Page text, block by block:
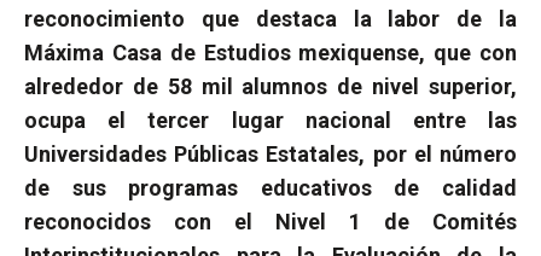
reconocimiento que destaca la labor de la
Máxima Casa de Estudios mexiquense, que con
alrededor de 58 mil alumnos de nivel superior,
ocupa el tercer lugar nacional entre las
Universidades Públicas Estatales, por el número
de sus programas educativos de calidad
reconocidos con el Nivel 1 de Comités